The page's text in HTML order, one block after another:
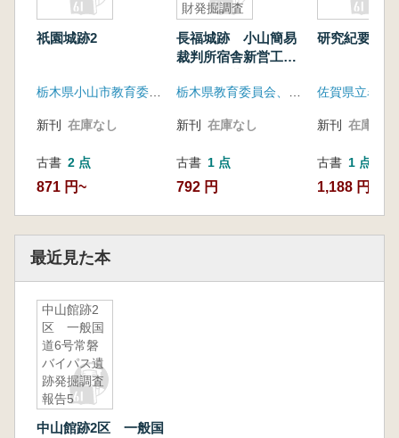
祇園城跡2
新刊 在庫なし
古書 2 点
871 円~
財発掘調査
長福城跡 小山簡易
裁判所宿舎新営工事
掘調査
新刊 在庫なし
古書 1 点
792 円
研究紀要第
新刊 在庫なし
古書 1 点
1,188 円
最近見た本
中山館跡2
区 一般国
道6号常磐
バイパス遺
跡発掘調査
報告5
中山館跡2区 一般国